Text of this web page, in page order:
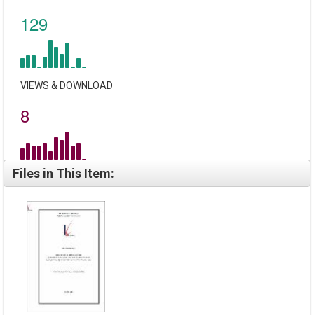
129
VIEWS & DOWNLOAD
8
Files in This Item: